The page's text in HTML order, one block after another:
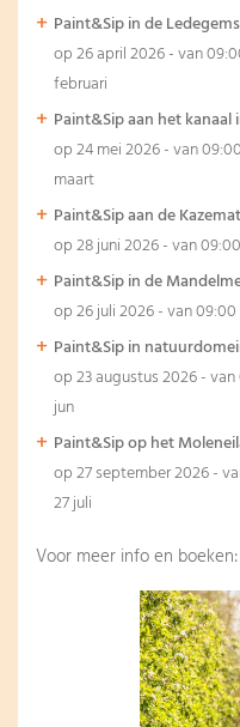
Paint&Sip in de
op 26 april 2026 - van
februari
Paint&Sip aan het
op 24 mei 2026 - van
maart
Paint&Sip aan de
op 28 juni 2026 - van
Paint&Sip in de
op 26 juli 2026 - van
Paint&Sip in
op 23 augustus 2026 -
jun
Paint&Sip op het
op 27 september 2026 -
27 juli
Voor meer info en boeken: